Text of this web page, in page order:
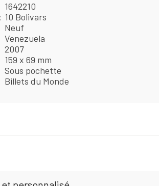
1642210
10 Bolivars
Neuf
Venezuela
2007
159 x 69 mm
Sous pochette
Billets du Monde